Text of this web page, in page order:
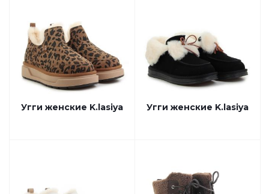
Угги женские K.lasiya Угги женские K.lasiya